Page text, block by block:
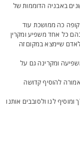
באבניה הדוממות של
כה ממושכת עוד
כל אחד משפיע ומקרין
שיימצא במקום זה
ומקרינה גם על
להוסיף קדושה
לנו ולסובבים אותנו